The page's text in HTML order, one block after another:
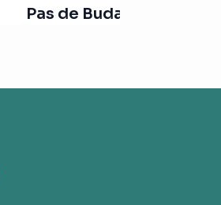
Pas de Buda